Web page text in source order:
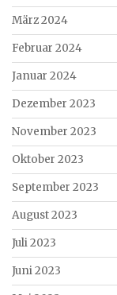
März 2024
Februar 2024
Januar 2024
Dezember 2023
November 2023
Oktober 2023
September 2023
August 2023
Juli 2023
Juni 2023